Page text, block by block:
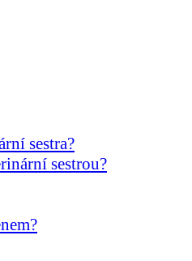
sestra?
sestrou?